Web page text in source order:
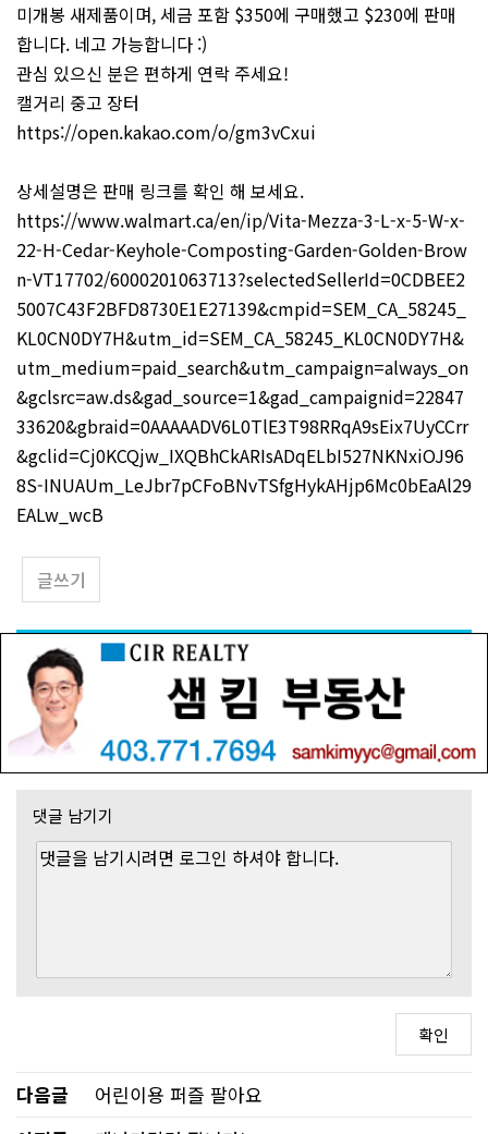
미개봉 새제품이며, 세금 포함 $350에 구매했고 $230에 판매
합니다. 네고 가능합니다 :)
관심 있으신 분은 편하게 연락 주세요!
캘거리 중고 장터
https://open.kakao.com/o/gm3vCxui
상세설명은 판매 링크를 확인 해 보세요.
https://www.walmart.ca/en/ip/Vita-Mezza-3-L-x-5-W-x-
22-H-Cedar-Keyhole-Composting-Garden-Golden-Brow
n-VT17702/6000201063713?selectedSellerId=0CDBEE2
5007C43F2BFD8730E1E27139&cmpid=SEM_CA_58245_
KL0CN0DY7H&utm_id=SEM_CA_58245_KL0CN0DY7H&
utm_medium=paid_search&utm_campaign=always_on
&gclsrc=aw.ds&gad_source=1&gad_campaignid=22847
33620&gbraid=0AAAAADV6L0TlE3T98RRqA9sEix7UyCCrr
&gclid=Cj0KCQjw_IXQBhCkARIsADqELbI527NKNxiOJ96
8S-INUAUm_LeJbr7pCFoBNvTSfgHykAHjp6Mc0bEaAl29
EALw_wcB
글쓰기
댓글 남기기
다음글
어린이용 퍼즐 팔아요